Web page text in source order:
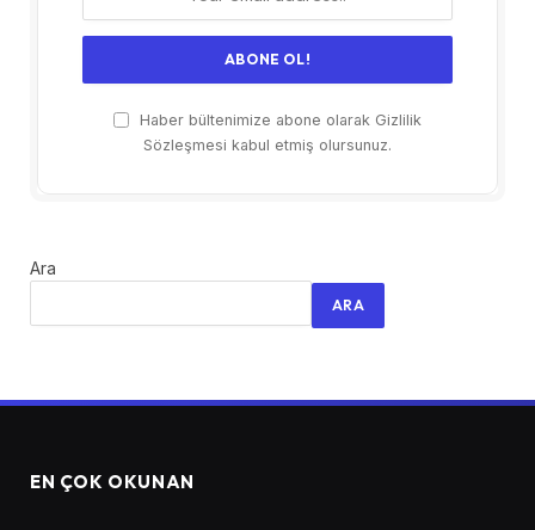
Haber bültenimize abone olarak Gizlilik
Sözleşmesi kabul etmiş olursunuz.
Ara
ARA
EN ÇOK OKUNAN